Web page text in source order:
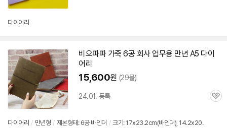
다이어리
비오파파 가죽 6공 회사 업무용 만년 A5 다이
어리
15,600원 (29몰)
24.01. 등록
관
다이어리 / 만년형 / 제본형태: 6공바인더 / 크기: 17x23.2cm(바인더), 14.2x20.